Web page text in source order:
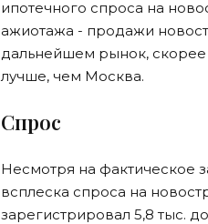
ипотечного спроса на
ажиотажа - продажи
дальнейшем рынок, скорее
лучше, чем Москва.
Спрос
Несмотря на фактическое
всплеска спроса на
зарегистрировал 5,8 тыс.